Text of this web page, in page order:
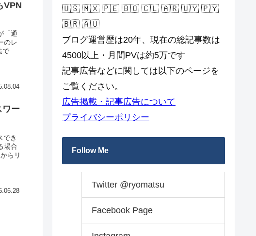
VPN
「通
のレ
で
ワー
でき
場合
らリ
🇺🇸 🇲🇽 🇵🇪 🇧🇴 🇨🇱 🇦🇷 🇺🇾 🇵🇾
🇧🇷 🇦🇺
ブログ運営歴は20年、現在の総記事数は
4500以上・月間PVは約5万です
記事広告などに関しては以下のページを
ご覧ください。
広告掲載・記事広告について
プライバシーポリシー
Follow Me
Twitter @ryomatsu
Facebook Page